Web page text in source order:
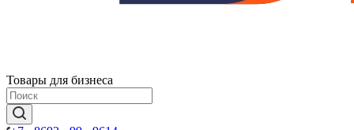
Товары для бизнеса